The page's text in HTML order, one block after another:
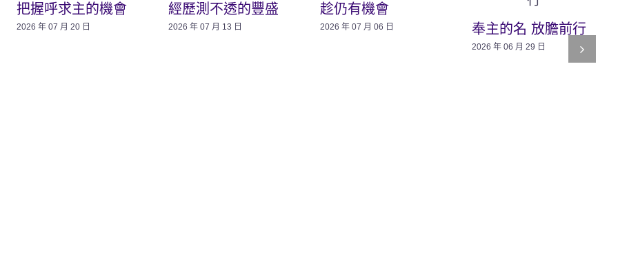
把握呼求主的機會
2026 年 07 月 20 日
經歷測不透的豐盛
2026 年 07 月 13 日
趁仍有機會
2026 年 07 月 06 日 奉主的名 放膽前行
2026 年 06 月 29 日